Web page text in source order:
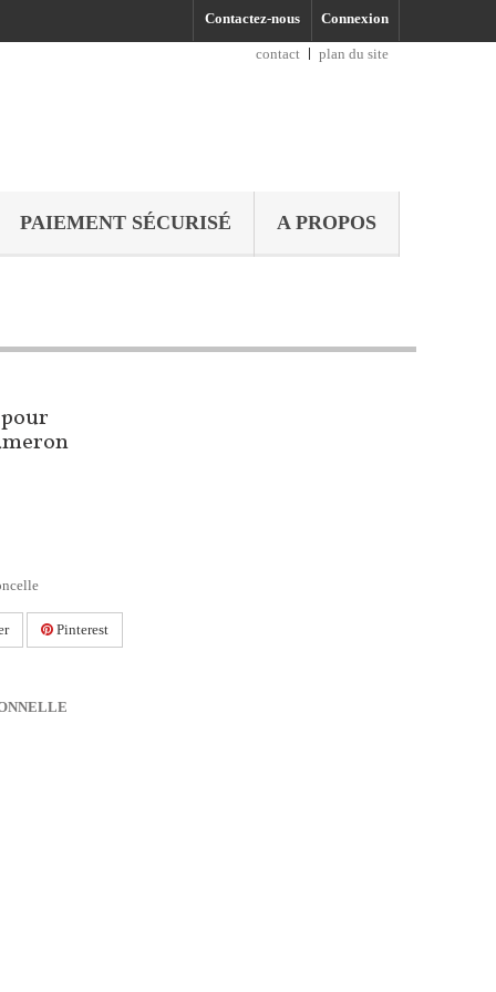
Connexion
Contactez-nous
contact plan du site
PAIEMENT SÉCURISÉ A PROPOS
Pinterest